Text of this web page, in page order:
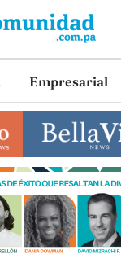
Empresarial